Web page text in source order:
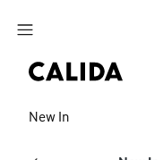
Zum Hauptinhalt springen
New In